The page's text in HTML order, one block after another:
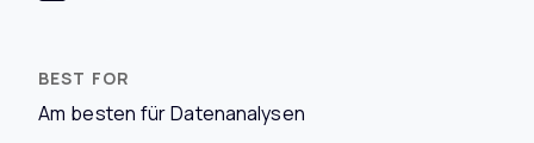
Am besten für Datenanalysen